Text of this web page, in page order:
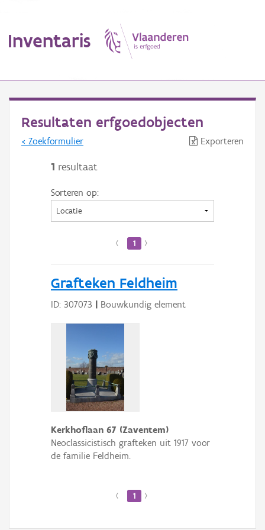
Inventaris
Erfgoedobject
Aanduidingsobject
Waarneming
Resultaten erfgoedobjecten
< Zoekformulier Exporteren
1 resultaat
Sorteren op:
‹ 1 ›
Grafteken Feldheim
ID: 307073 | Bouwkundig element
Kerkhoflaan 67 (Zaventem)
Neoclassicistisch grafteken uit 1917 voor
de familie Feldheim.
‹ 1 ›